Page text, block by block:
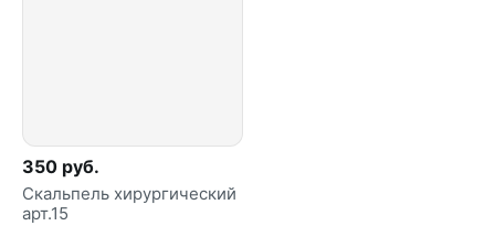
350 руб.
Скальпель хирургический
арт.15